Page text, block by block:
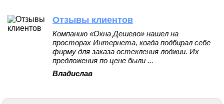
Отзывы клиентов
Компанию «Окна Дешево» нашел на
просторах Интернета, когда подбирал себе
фирму для заказа остекления лоджии. Их
предложения по цене были ...
Владислав